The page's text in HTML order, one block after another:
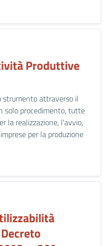
Produttive
strumento attraverso il
solo procedimento, tutte
la realizzazione, l'avvio,
per la produzione